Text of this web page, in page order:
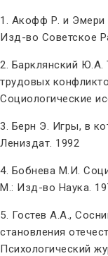
1. Акофф Р. и Эмери
Изд-во Советское
2. Барклянский Ю.А.
трудовых
Социологические
3. Берн Э. Игры, в
Лениздат. 1992
4. Бобнева М.И.
М.: Изд-во Наука.
5. Гостев А.А.,
становления
Психологический